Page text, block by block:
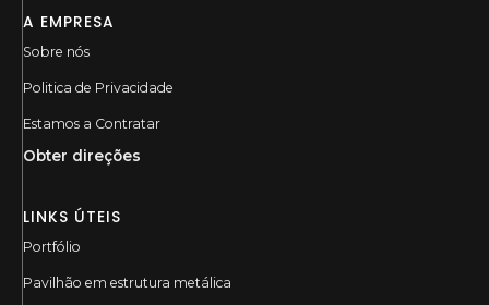
A EMPRESA
Sobre nós
Politica de Privacidade
Estamos a Contratar
Obter direções
LINKS ÚTEIS
Portfólio
Pavilhão em estrutura metálica